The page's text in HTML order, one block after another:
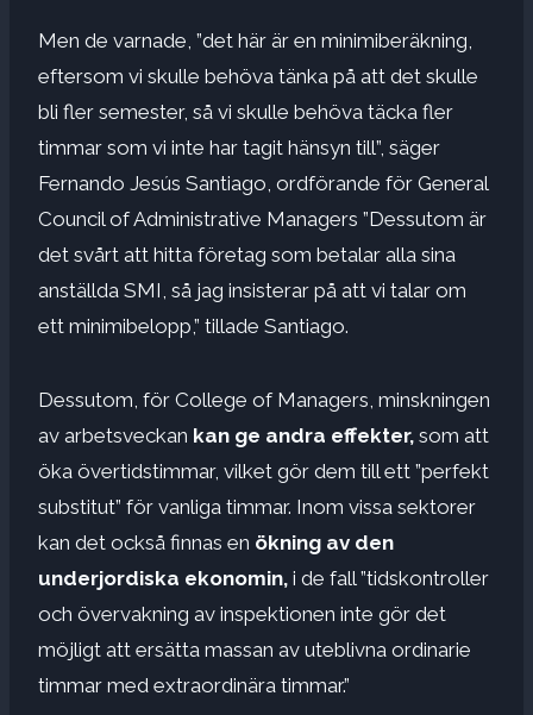
Men de varnade, ”det här är en minimiberäkning,
eftersom vi skulle behöva tänka på att det skulle
bli fler semester, så vi skulle behöva täcka fler
timmar som vi inte har tagit hänsyn till”, säger
Fernando Jesús Santiago, ordförande för General
Council of Administrative Managers ”Dessutom är
det svårt att hitta företag som betalar alla sina
anställda SMI, så jag insisterar på att vi talar om
ett minimibelopp,” tillade Santiago.
Dessutom, för College of Managers, minskningen
av arbetsveckan kan ge andra effekter, som att
öka övertidstimmar, vilket gör dem till ett ”perfekt
substitut” för vanliga timmar. Inom vissa sektorer
kan det också finnas en ökning av den
underjordiska ekonomin, i de fall ”tidskontroller
och övervakning av inspektionen inte gör det
möjligt att ersätta massan av uteblivna ordinarie
timmar med extraordinära timmar.”